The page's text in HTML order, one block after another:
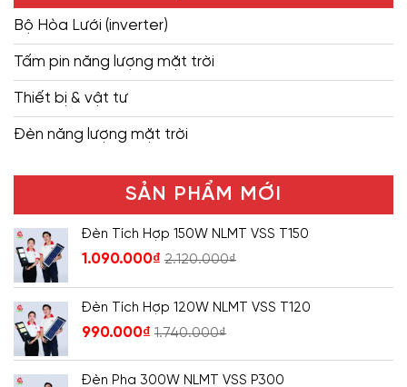
Bộ Hòa Lưới (inverter)
Tấm pin năng lượng mặt trời
Thiết bị & vật tư
Đèn năng lượng mặt trời
SẢN PHẨM MỚI
Đèn Tích Hợp 150W NLMT VSS T150
1.090.000₫ 2.120.000₫
Đèn Tích Hợp 120W NLMT VSS T120
990.000₫ 1.740.000₫
Đèn Pha 300W NLMT VSS P300